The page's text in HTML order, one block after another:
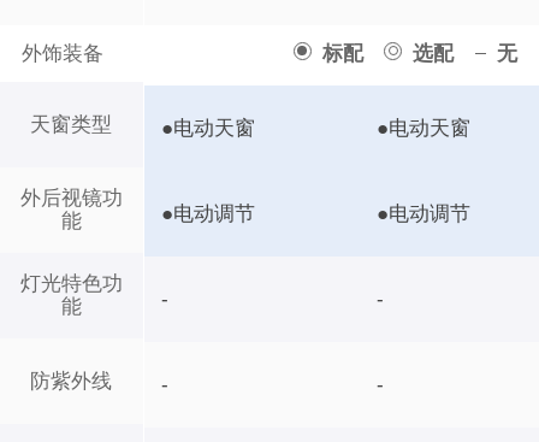
外饰装备 标配 选配 无
天窗类型
外后视镜功
能
灯光特色功
能
防紫外线
●电动天窗 ●电动天窗
●电动调节 ●电动调节
- -
- -